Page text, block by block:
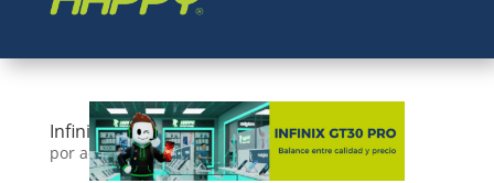
Infinix GT30 PRO GATILLOS
por admin|Dic 16, 2025|Happy Tips